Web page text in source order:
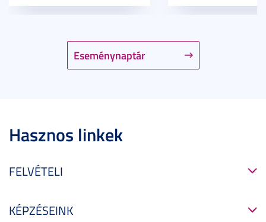
Eseménynaptár
Hasznos linkek
FELVÉTELI
KÉPZÉSEINK